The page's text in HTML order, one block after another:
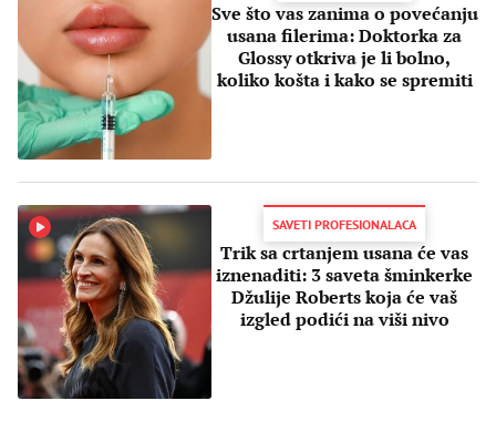
Sve što vas zanima o povećanju
usana filerima: Doktorka za
Glossy otkriva je li bolno,
koliko košta i kako se spremiti
SAVETI PROFESIONALACA
Trik sa crtanjem usana će vas
iznenaditi: 3 saveta šminkerke
Džulije Roberts koja će vaš
izgled podići na viši nivo